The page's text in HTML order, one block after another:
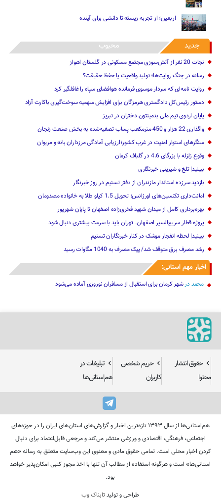
اربعین؛ از تجربه زیسته تا دانشی برای آینده
جدید محبوب
نجات 20 نفر از آتش‌سوزی مجتمع مسکونی در گلستان اهواز
رسانه در جنگ روایت‌ها؛ تولید واقعیت یا حفظ حقیقت؟
روایت نامه‌ای که سردار موسوی فرمانده هوافضای سپاه را غافلگیر کرد
دستور رئیس‌کل دادگستری هرمزگان برای افزایش سهمیه سوخت‌گیری باکارت آزاد
پایان اردوی تیم ملی بدمینتون دختران در تبریز
واگذاری 22 هزار و 450 مترمکعب ‌پساب تصفیه‌شده به بخش صنعت زنجان
سنگرهای استوار امنیت در غرب کشور؛ارزیابی آمادگی مرزداران بانه و مریوان
وقوع زلزله با بزرگای 4.6 در گلباف کرمان
ببینید| تلخ و شیرینی خبرنگاری
بازدید سرزده ‌استاندار مازندران از دفتر تسنیم ‌در روز خبرنگار
امانت‌داری تکنسین‌های اورژانس؛ تحویل 1.5 کیلو طلا به خانواده مصدومان
بهره‌برداری کامل از میدان شهید فخری‌زاده اصفهان تا پایان شهریور
پروژه قطار سریع‌السیر اصفهان ـ تهران باید با سرعت بیشتری دنبال شود
ببینید| لحظه انفجار موشک‌ در کنار خبرنگاران تسنیم
رشد مصرف برق متوقف شد/ پیک مصرف به 1040 مگاوات رسید
اخبار مهم استانی:
محمد درشهر کرمان برای استقبال از مسافران نوروزی آماده می‌شود
حقوق انتشار
محتوا
حریم شخصی
کاربران
تبلیغات در
هم‌استانی‌ها
هم‌استانی‌ها از سال ۱۳۹۳ تازه‌ترین اخبار و گزارش‌های استان‌های ایران را در حوزه‌های
اجتماعی، فرهنگی، اقتصادی و ورزشی منتشر می‌کند و مرجعی قابل‌اعتماد برای دنبال
کردن اخبار محلی است. تمامی حقوق مادی و معنوی این وب‌سایت متعلق به رسانه «هم
استانی‌ها» است و هرگونه استفاده از مطالب آن تنها با اخذ مجوز کتبی امکان‌پذیر خواهد
بود.
طراحی و تولیدتابناک وب